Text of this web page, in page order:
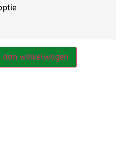
aan winkelwagen